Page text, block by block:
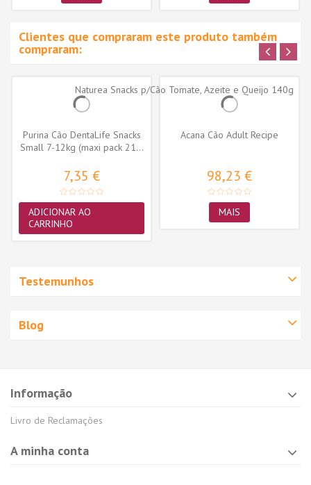
Clientes que compraram este produto também
compraram:
Purina Cão DentaLife Snacks
Small 7-12kg (maxi pack 21...
7,35 €
ADICIONAR AO
CARRINHO
Acana Cão Adult Recipe
98,23 €
MAIS
Testemunhos
Blog
Informação
Livro de Reclamações
A minha conta